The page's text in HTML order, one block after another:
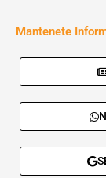
Mantenete